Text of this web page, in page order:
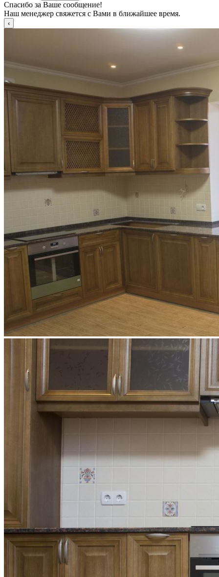
Спасибо за Ваше сообщение!
Наш менеджер свяжется с Вами в ближайшее время.